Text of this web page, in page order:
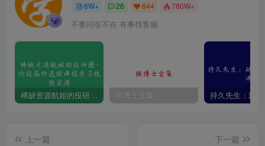
6W+ 26 644 780W+
不要问在不在 有事找客服
稀缺资源航姐的投研圈-价投高阶选股课程学习视频资源 猴博士全集
上一篇
下一篇